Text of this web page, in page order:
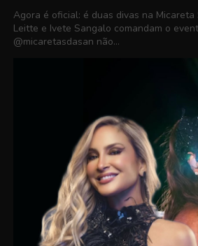
Agora é oficial: é duas divas na Micareta
Leitte e Ivete Sangalo comandam o
@micaretasdasan não...